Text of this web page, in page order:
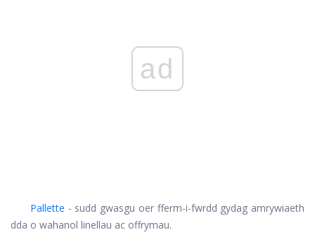
ad
Pallette - sudd gwasgu oer fferm-i-fwrdd gydag amrywiaeth
dda o wahanol linellau ac offrymau.